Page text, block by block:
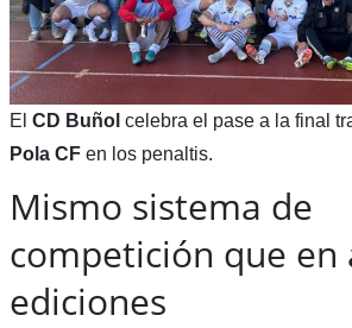
El CD Buñol celebra el pase a la final
Pola CFen los penaltis.
Mismo sistema de
competición que en
ediciones